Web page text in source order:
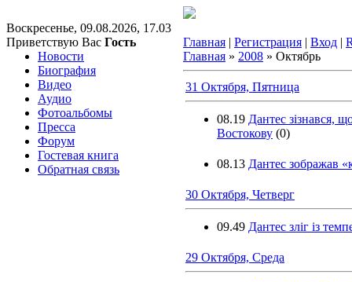
Воскресенье, 09.08.2026, 17.03
Приветствую Вас Гость Главная | Регистрация | Вход |
Новости
Биография
Видео
Аудио
Фотоальбомы
Пресса
Форум
Гостевая книга
Обратная связь
Главная » 2008 » Октябрь
31 Октября, Пятница
08.19 Дантес зізнався,
Востокову (0)
08.13 Дантес зображав
30 Октября, Четверг
09.49 Дантес зліг із
29 Октября, Среда